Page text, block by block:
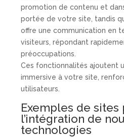
promotion de contenu et
portée de votre site, tandis
offre une communication en
visiteurs, répondant
préoccupations.
Ces fonctionnalités ajoutent
immersive à votre site,
utilisateurs.
Exemples de sites
l’intégration de
technologies